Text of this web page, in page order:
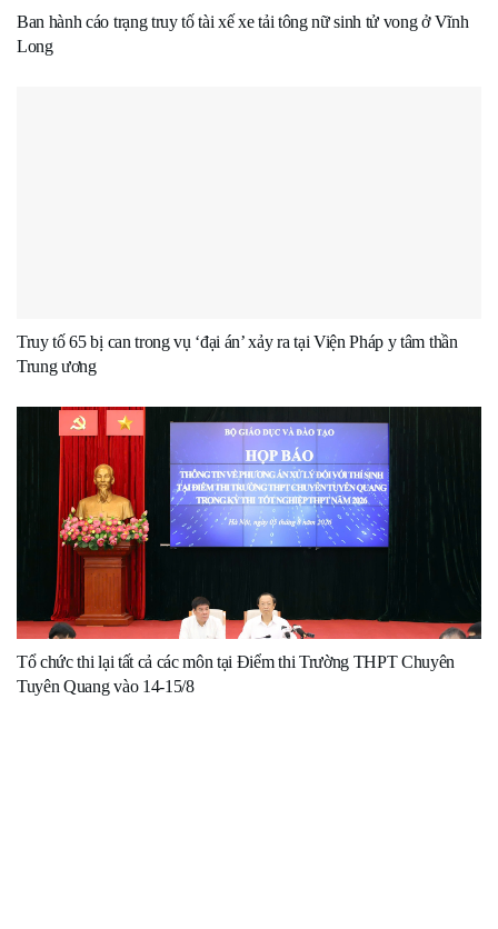
Ban hành cáo trạng truy tố tài xế xe tải tông nữ sinh tử vong ở Vĩnh
Long
Truy tố 65 bị can trong vụ ‘đại án’ xảy ra tại Viện Pháp y tâm thần
Trung ương
Tổ chức thi lại tất cả các môn tại Điểm thi Trường THPT Chuyên
Tuyên Quang vào 14-15/8